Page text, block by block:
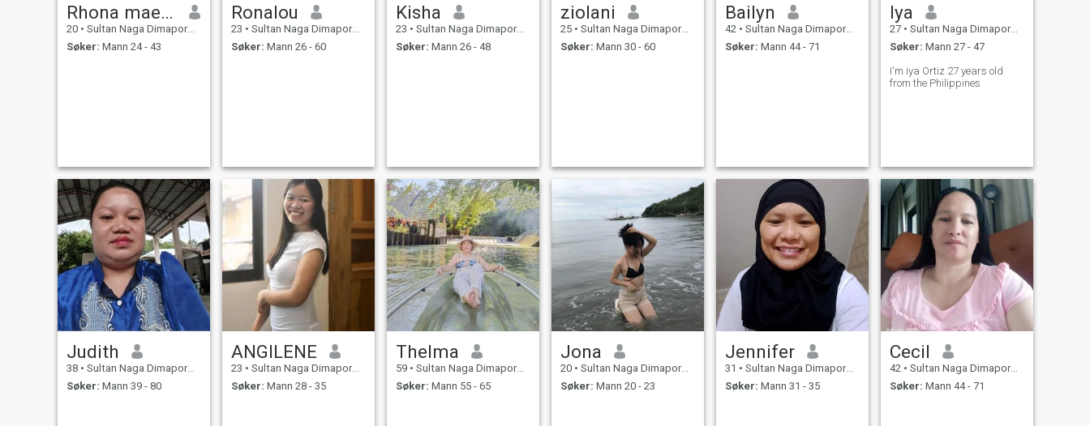
Rhona mae Q. Antipala
20 • Sultan Naga Dimaporo, Lanao del Norte, Filippinene
Søker: Mann 24 - 43
Ronalou
23 • Sultan Naga Dimaporo, Lanao del Norte, Filippinene
Søker: Mann 26 - 60
Kisha
23 • Sultan Naga Dimaporo, Lanao del Norte, Filippinene
Søker: Mann 26 - 48
ziolani
25 • Sultan Naga Dimaporo, Lanao del Norte, Filippinene
Søker: Mann 30 - 60
Bailyn
42 • Sultan Naga Dimaporo, Lanao del Norte, Filippinene
Søker: Mann 44 - 71
Iya
27 • Sultan Naga Dimaporo, Lanao del Norte, Filippinene
Søker: Mann 27 - 47
I'm iya Ortiz 27 years old
from the Philippines
Judith
38 • Sultan Naga Dimaporo, Lanao del Norte, Filippinene
Søker: Mann 39 - 80
ANGILENE
23 • Sultan Naga Dimaporo, Lanao del Norte, Filippinene
Søker: Mann 28 - 35
Thelma
59 • Sultan Naga Dimaporo, Lanao del Norte, Filippinene
Søker: Mann 55 - 65
Jona
20 • Sultan Naga Dimaporo, Lanao del Norte, Filippinene
Søker: Mann 20 - 23
Jennifer
31 • Sultan Naga Dimaporo, Lanao del Norte, Filippinene
Søker: Mann 31 - 35
Cecil
42 • Sultan Naga Dimaporo, Lanao del Norte, Filippinene
Søker: Mann 44 - 71